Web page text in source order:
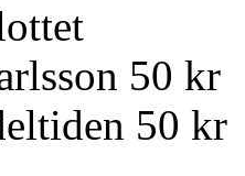
50 kr
50 kr